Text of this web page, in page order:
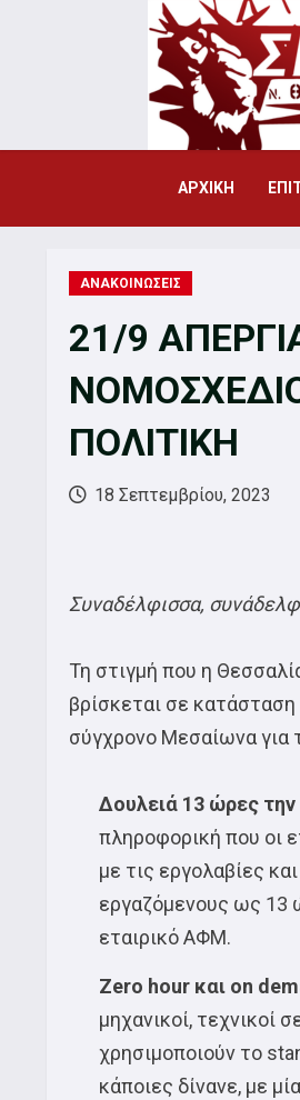
ΑΡΧΙΚΗ
ΑΝΑΚΟΙΝΩΣΕΙΣ
21/9
ΠΟΛΙΤΙΚΗ
18 Σεπτεμβρίου, 2023
Συναδέλφισσα,
Τη στιγμή που η
βρίσκεται σε
σύγχρονο Μεσαίωνα για
Δουλειά 13 ώρες
πληροφορική που οι
με τις εργολαβίες
εργαζόμενους ως 13
εταιρικό ΑΦΜ.
Zero hour και on
μηχανικοί, τεχνικοί
χρησιμοποιούν το
κάποιες δίνανε, με